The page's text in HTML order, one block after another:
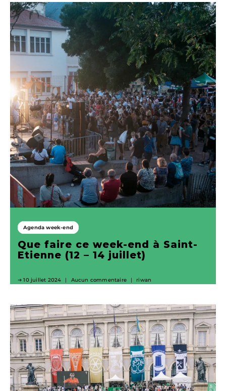
Agenda week-end
Que faire ce week-end à Saint-
Etienne (12 – 14 juillet)
10 juillet 2024 Aucun commentaire riwan